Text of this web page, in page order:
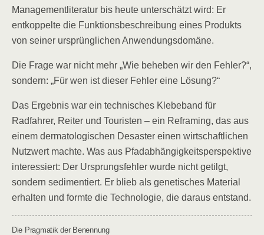
Managementliteratur bis heute unterschätzt wird: Er
entkoppelte die Funktionsbeschreibung eines Produkts
von seiner ursprünglichen Anwendungsdomäne.
Die Frage war nicht mehr „Wie beheben wir den Fehler?“,
sondern: „Für wen ist dieser Fehler eine Lösung?“
Das Ergebnis war ein technisches Klebeband für
Radfahrer, Reiter und Touristen – ein Reframing, das aus
einem dermatologischen Desaster einen wirtschaftlichen
Nutzwert machte. Was aus Pfadabhängigkeitsperspektive
interessiert: Der Ursprungsfehler wurde nicht getilgt,
sondern sedimentiert. Er blieb als genetisches Material
erhalten und formte die Technologie, die daraus entstand.
Die Pragmatik der Benennung